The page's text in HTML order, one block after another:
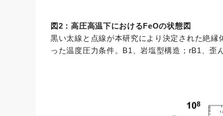
図2：高圧高温下におけるFeOの状態図
黒い太線と点線が本研究により決定された絶
った温度圧力条件。B1、岩塩型構造；rB1、歪